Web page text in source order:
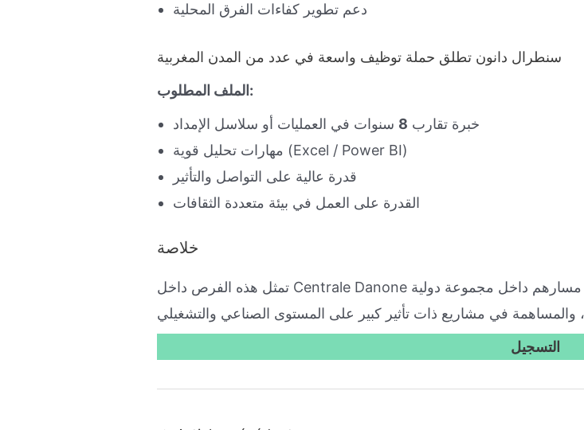
دعم تطوير كفاءات الفرق المحلية
سنطرال دانون تطلق حملة توظيف واسعة في عدد من المدن المغربية
الملف المطلوب:
خبرة تقارب 8 سنوات في العمليات أو سلاسل الإمداد
مهارات تحليل قوية (Excel / Power BI)
قدرة عالية على التواصل والتأثير
القدرة على العمل في بيئة متعددة الثقافات
خلاصة
تمثل هذه الفرص داخل Centrale Danone فرصة مهمة للمهنيين ذوي الخبرة الراغبين في تطوير مسارهم داخل مجموعة دولية
والمساهمة في مشاريع ذات تأثير كبير على المستوى الصناعي والتشغيلي
التسجيل